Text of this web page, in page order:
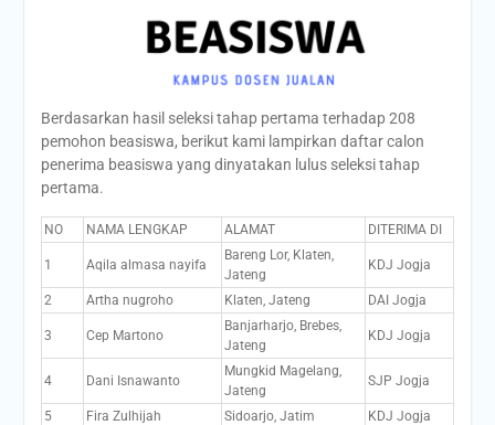
Berdasarkan hasil seleksi tahap pertama terhadap 208
pemohon beasiswa, berikut kami lampirkan daftar calon
penerima beasiswa yang dinyatakan lulus seleksi tahap
pertama.
NO NAMA LENGKAP ALAMAT DITERIMA DI
1 Aqila almasa nayifa
Bareng Lor, Klaten,
Jateng
KDJ Jogja
2 Artha nugroho Klaten, Jateng DAI Jogja
3 Cep Martono
Banjarharjo, Brebes,
Jateng
KDJ Jogja
4 Dani Isnawanto
Mungkid Magelang,
Jateng
SJP Jogja
5 Fira Zulhijah Sidoarjo, Jatim KDJ Jogja